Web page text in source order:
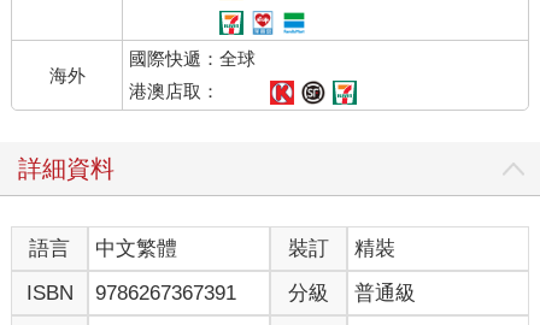
海外
國際快遞：全球
港澳店取：
詳細資料
語言 中文繁體 裝訂
精裝
ISBN
9786267367391 分級 普通級